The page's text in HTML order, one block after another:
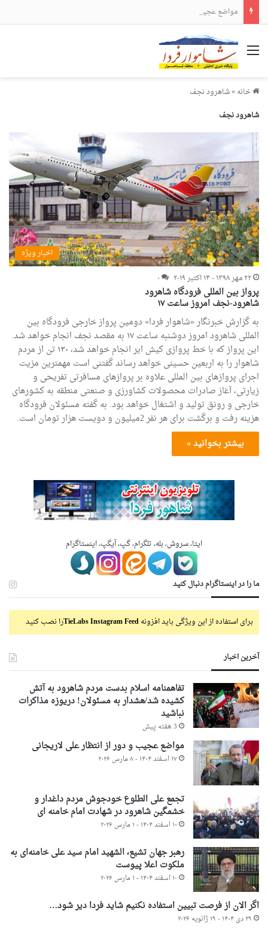
مواضع عجیب و دور از انتظار علی لاریجانی
منو
خانه»شاهرود نجف
شاهرود نجف
اخبار ویژه
۲۲ مهر ۱۳۹۸ - ۱۴ اکتبر ۲۰۱۹
۰
پرواز بین المللی فرودگاه شاهرود
شاهرود-نجف امروز ساعت ۱۷
به گزارش خبرنگار «شاهوار فردا» دومین پرواز خارجی فرودگاه بین
المللی شاهرود امروز دوشنبه ساعت ۱۷ به مقصد نجف انجام خواهد شد.
این پرواز که با خط پروازی کیش ایر انجام خواهد شد، ۱۳۰ تن از مردم
شاهوار را به اربعین حسینی خواهد رساند گفتنی است مهمترین مزیت
اجرای پروازهای بین المللی علاوه بر پروازهای مسافرتی تفریحی و
زیارتی، آغاز صادرات محصولات کشاورزی و صنعتی منطقه به کشورهای
خارجی و رونق تولید و اشتغال خواهد بود. به گفته مسئولان فرودگاه
هزینه رفت و برگشت برای هر نفر 2میلیون و دویست هزار تومان است.
بیشتر بخوانید »
ایتا، سروش، بله، تلگرام، گپ، آیگپ، اینستاگرام
ما را در اینستاگرام دنبال کنید
برای استفاده از این ویژگی باید افزونهTieLabs Instagram Feedرا نصب کنید
آخرین اخبار
تفاهمنامه اسلام بدست مردم شاهرود به آتش
کشیده شد/هشدار به مسئولان! دریوزه مذاکرات
نباشید
3 هفته پیش
مواضع عجیب و دور از انتظار علی لاریجانی
۱۷ اسفند ۱۴۰۴ - ۸ مارس ۲۰۲۶
تجمع علی الطلوع خودجوش مردم داغدار و
خشمگین شاهرود در شهادت امام خامنه ای
۱۰ اسفند ۱۴۰۴ - ۱ مارس ۲۰۲۶
رهبر جهان تشیع، الشهید امام سید علی خامنه‌ای به
ملکوت اعلا پیوست
۱۰ اسفند ۱۴۰۴ - ۱ مارس ۲۰۲۶
اگر الان از فرصت تبیین استفاده نکنیم شاید فردا دیر شود…
۲۹ دی ۱۴۰۴ - ۱۹ ژانویه ۲۰۲۶